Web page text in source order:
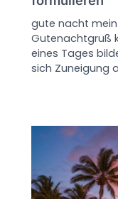
gute nacht mein
Gutenachtgruß
eines Tages
sich Zuneigung